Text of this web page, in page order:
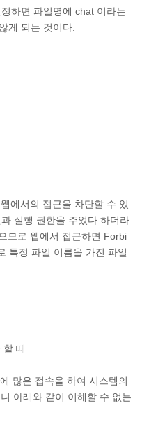
하면 파일명에 chat 이라는
게 되는 것이다.
에서의 접근을 차단할 수 있
실행 권한을 주었다 하더라
므로 웹에서 접근하면 Forbi
특정 파일 이름을 가진 파일
할 때
많은 접속을 하여 시스템의
아래와 같이 이해할 수 없는